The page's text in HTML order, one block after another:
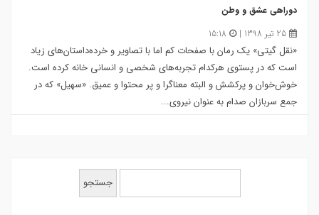
دوراهی عشق و وطن
«نقل گیتی» یک رمان با صفحات کم اما با تصاویر و خرده‌داستان‌های زیاد
است که در پستوی هرکدام تجربه‌های شخصی و انسانی خانه کرده است.
خوش‌خوان و پرکشش و البته معناگرا و پر محتوا و عمیق. «سهیل» که در
جمع سربازان صدام به عنوان نیروی...